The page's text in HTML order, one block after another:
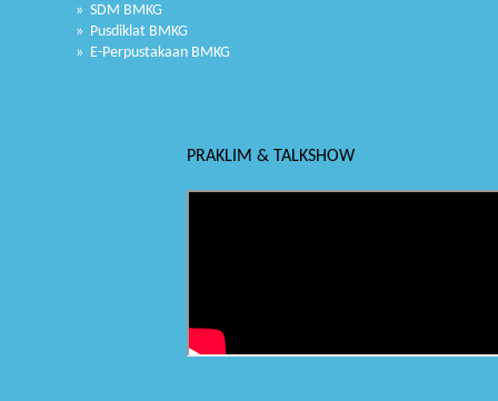
» SDM BMKG
» Pusdiklat BMKG
» E-Perpustakaan BMKG
PRAKLIM & TALKSHOW